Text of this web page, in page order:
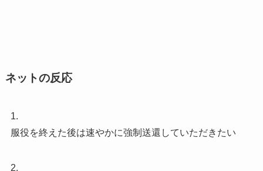
ネットの反応
1.
服役を終えた後は速やかに強制送還していただきたい
2.